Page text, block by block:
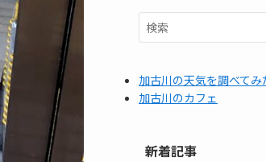
加古川の天気を調べてみ
加古川のカフェ
新着記事